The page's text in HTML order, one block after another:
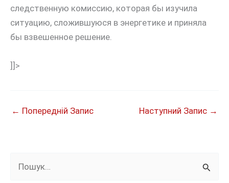
следственную комиссию, которая бы изучила
ситуацию, сложившуюся в энергетике и приняла
бы взвешенное решение.
]]>
← Попередній Запис Наступний Запис →